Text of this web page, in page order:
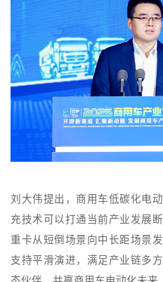
刘大伟提出，商用车低碳化电
充技术可以打通当前产业发展
重卡从短倒场景向中长距场景
支持平滑演进，满足产业链多